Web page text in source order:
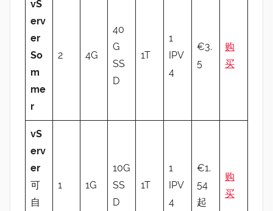
vS
erv
er
So
m
me
r
2 4G
40
G
SS
D
1T
1
IPV
4
€3.
5
购
买
vS
erv
er
可
自
1 1G
10G
SS
D
1T
1
IPV
4
€1.
54
起
购
买